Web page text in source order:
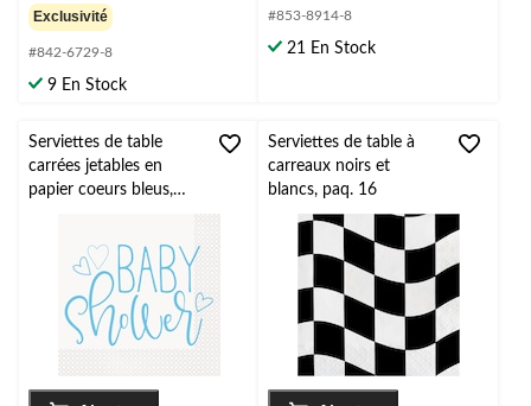
Exclusivité
#842-6729-8
9 En Stock
#853-8914-8
21 En Stock
Serviettes de table
carrées jetables en
papier coeurs bleus,
prénatale
Serviettes de table à
carreaux noirs et
blancs, paq. 16